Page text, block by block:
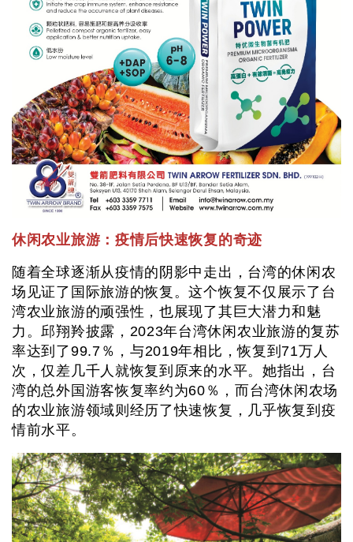
休闲农业旅游：疫情后快速恢复的奇迹
随着全球逐渐从疫情的阴影中走出，台湾的休闲农
场见证了国际旅游的恢复。这个恢复不仅展示了台
湾农业旅游的顽强性，也展现了其巨大潜力和魅
力。邱翔羚披露，2023年台湾休闲农业旅游的复苏
率达到了99.7％，与2019年相比，恢复到71万人
次，仅差几千人就恢复到原来的水平。她指出，台
湾的总外国游客恢复率约为60％，而台湾休闲农场
的农业旅游领域则经历了快速恢复，几乎恢复到疫
情前水平。